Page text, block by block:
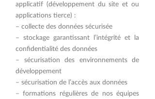
applicatif (développement du site et ou
applications tierce) :
– collecte des données sécurisée
– stockage garantissant l’intégrité et la
confidentialité des données
– sécurisation des environnements de
développement
– sécurisation de l’accès aux données
– formations régulières de nos équipes